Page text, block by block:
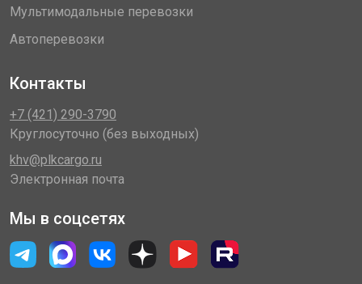
Мультимодальные перевозки
Автоперевозки
Контакты
+7 (421) 290-3790
Круглосуточно (без выходных)
khv@plkcargo.ru
Электронная почта
Мы в соцсетях